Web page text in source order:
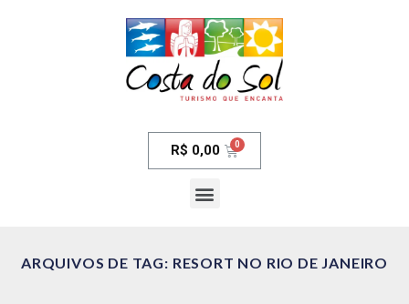
R$ 0,00
ARQUIVOS DE TAG: RESORT NO RIO DE JANEIRO